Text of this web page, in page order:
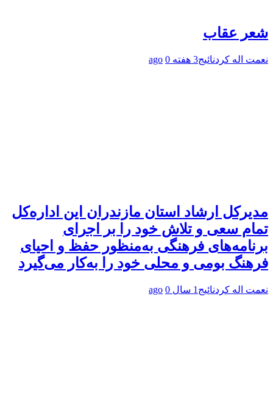
شعر عقاب
نعمت اله کردنائیج3 هفته ago 0
مدیرکل ارشاد استان مازندران این اداره‌کل
تمام سعی و تلاش خود را بر اجرای
برنامه‌های فرهنگی به‌منظور حفظ و احیای
فرهنگ بومی و محلی خود را به‌کار می‌گیرد
نعمت اله کردنائیج 1 سال ago 0